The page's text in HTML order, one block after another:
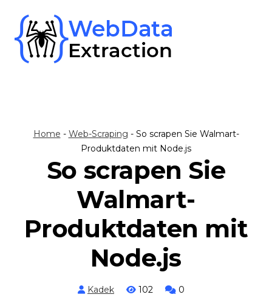
content
Home - Web-Scraping - So scrapen Sie Walmart-
Produktdaten mit Node.js
So scrapen Sie
Walmart-
Produktdaten mit
Node.js
Kadek 102 0